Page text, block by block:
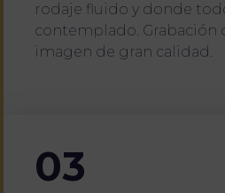
rodaje fluido y donde
contemplado. Grabación
imagen de gran calidad.
03